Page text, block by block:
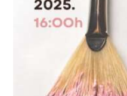
PROGRAMI I
KATALOG
O KNJIŽNICI
ZA